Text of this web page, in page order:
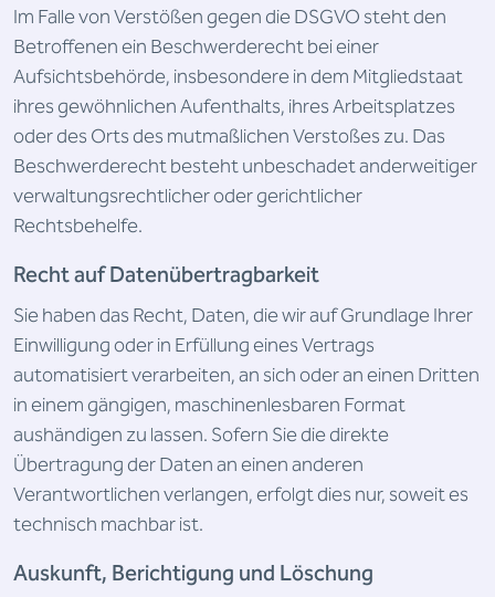
Im Falle von Verstößen gegen die DSGVO steht den
Betroffenen ein Beschwerderecht bei einer
Aufsichtsbehörde, insbesondere in dem Mitgliedstaat
ihres gewöhnlichen Aufenthalts, ihres Arbeitsplatzes
oder des Orts des mutmaßlichen Verstoßes zu. Das
Beschwerderecht besteht unbeschadet anderweitiger
verwaltungsrechtlicher oder gerichtlicher
Rechtsbehelfe.
Recht auf Daten­übertrag­barkeit
Sie haben das Recht, Daten, die wir auf Grundlage Ihrer
Einwilligung oder in Erfüllung eines Vertrags
automatisiert verarbeiten, an sich oder an einen Dritten
in einem gängigen, maschinenlesbaren Format
aushändigen zu lassen. Sofern Sie die direkte
Übertragung der Daten an einen anderen
Verantwortlichen verlangen, erfolgt dies nur, soweit es
technisch machbar ist.
Auskunft, Berichtigung und Löschung